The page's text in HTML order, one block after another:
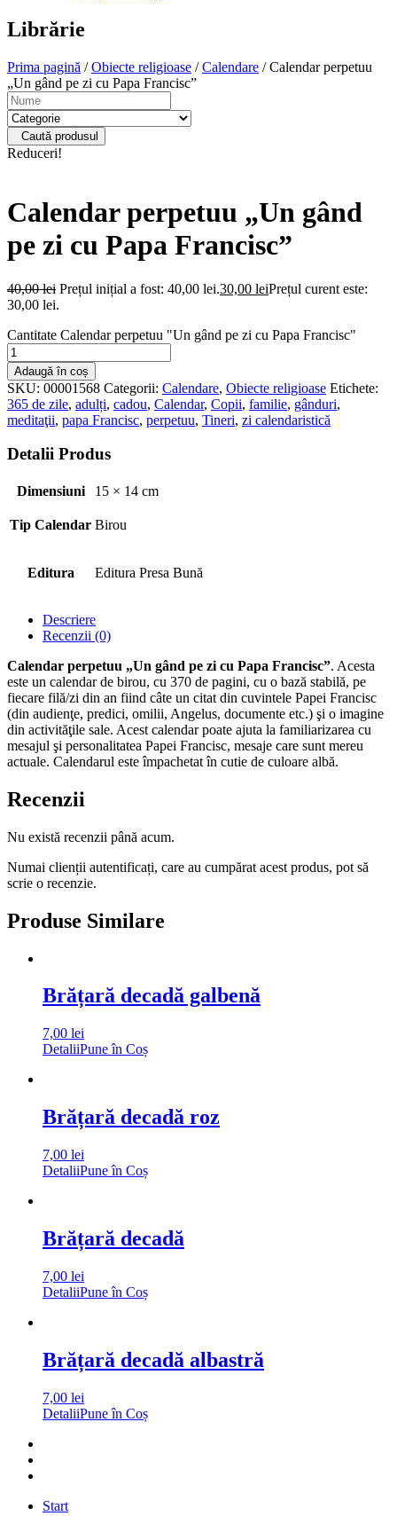
Librărie
Prima pagină /Obiecte religioase /Calendare / Calendar perpetuu
„Un gând pe zi cu Papa Francisc”
Caută produsul
Reduceri!
Calendar perpetuu „Un gând
pe zi cu Papa Francisc”
40,00lei Prețul inițial a fost: 40,00 lei.30,00 leiPrețul curent este:
30,00 lei.
Cantitate Calendar perpetuu "Un gând pe zi cu Papa Francisc"
Adaugă în coș
SKU: 00001568 Categorii: Calendare, Obiecte religioase Etichete:
365 de zile, adulți, cadou, Calendar, Copii, familie, gânduri,
meditaţii, papa Francisc, perpetuu, Tineri, zi calendaristică
Detalii Produs
Dimensiuni 15 × 14 cm
Tip Calendar Birou
Editura Editura Presa Bună
Descriere
Recenzii (0)
Calendar perpetuu „Un gând pe zi cu Papa Francisc”. Acesta
este un calendar de birou, cu 370 de pagini, cu o bază stabilă, pe
fiecare filă/zi din an fiind câte un citat din cuvintele Papei Francisc
(din audienţe, predici, omilii, Angelus, documente etc.) şi o imagine
din activităţile sale. Acest calendar poate ajuta la familiarizarea cu
mesajul şi personalitatea Papei Francisc, mesaje care sunt mereu
actuale. Calendarul este împachetat în cutie de culoare albă.
Recenzii
Nu există recenzii până acum.
Numai clienții autentificați, care au cumpărat acest produs, pot să
scrie o recenzie.
Produse Similare
Brățară decadă galbenă
7,00 lei
DetaliiPune în Coș
Brățară decadă roz
7,00 lei
DetaliiPune în Coș
Brățară decadă
7,00 lei
DetaliiPune în Coș
Brățară decadă albastră
7,00 lei
DetaliiPune în Coș
Start